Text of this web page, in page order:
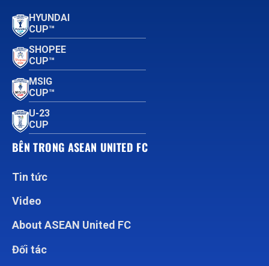
HYUNDAI
CUP™
SHOPEE
CUP™
MSIG
CUP™
U-23
CUP
BÊN TRONG ASEAN UNITED FC
Tin tức
Video
About ASEAN United FC
Đối tác